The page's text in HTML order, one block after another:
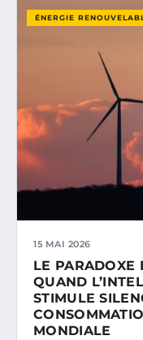
ÉNERGIE
15 MAI 2026
LE PARADOXE
QUAND
STIMULE
MONDIALE